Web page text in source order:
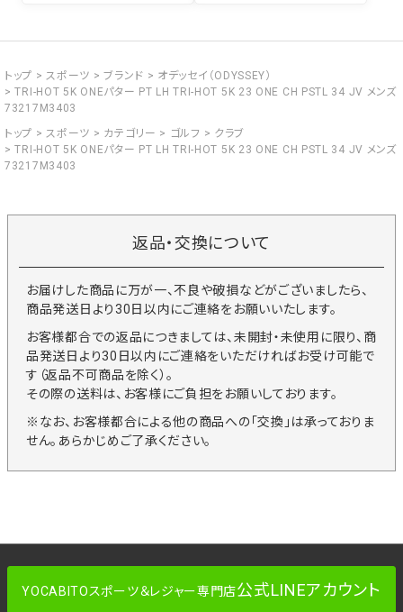
トップ スポーツ ブランド
オデッセイ（ODYSSEY）
TRI-HOT 5K ONEパター PT LH TRI-HOT 5K 23 ONE CH PSTL 34 JV メンズ
73217M3403
トップ
スポーツ カテゴリー ゴルフ
クラブ
TRI-HOT 5K ONEパター PT LH TRI-HOT 5K 23 ONE CH PSTL 34 JV メンズ
73217M3403
返品・交換について
お届けした商品に万が一、不良や破損などがございましたら、
商品発送日より30日以内にご連絡をお願いいたします。
お客様都合での返品につきましては、未開封・未使用に限り、商
品発送日より30日以内にご連絡をいただければお受け可能で
す（返品不可商品を除く）。
その際の送料は、お客様にご負担をお願いしております。
※なお、お客様都合による他の商品への「交換」は承っておりま
せん。あらかじめご了承ください。
YOCABITOスポーツ＆レジャー専門店公式LINEアカウント